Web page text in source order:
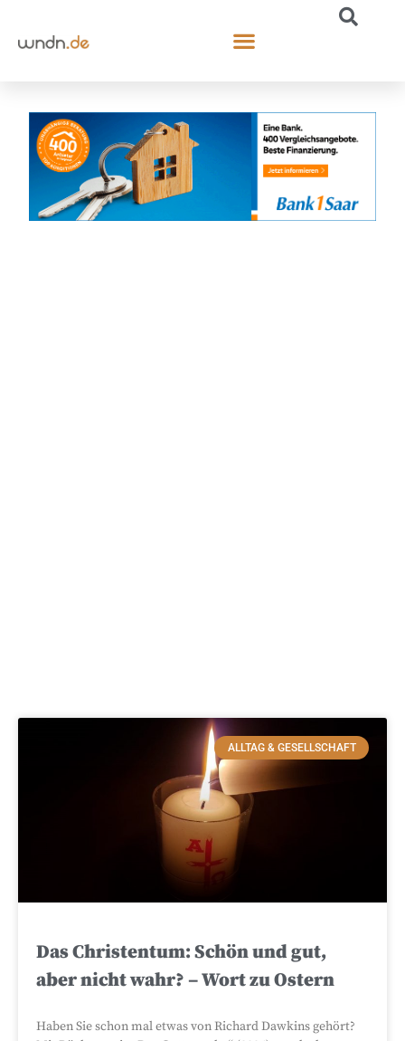
ALLTAG & GESELLSCHAFT
Das Christentum: Schön und gut,
aber nicht wahr? – Wort zu Ostern
Haben Sie schon mal etwas von Richard Dawkins gehört?